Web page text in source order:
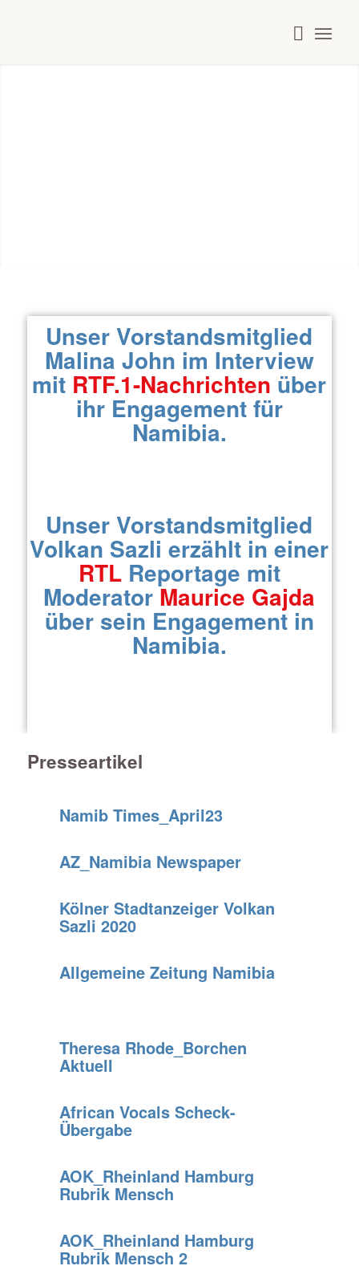
Unser Vorstandsmitglied
Malina John im Interview
mit RTF.1-Nachrichten über
ihr Engagement für
Namibia.
Unser Vorstandsmitglied
Volkan Sazli erzählt in einer
RTLReportage mit
ModeratorMaurice Gajda
über sein Engagement in
Namibia.
Presseartikel
Namib Times_April23
AZ_Namibia Newspaper
Kölner Stadtanzeiger Volkan
Sazli 2020
Allgemeine Zeitung Namibia
Theresa Rhode_Borchen
Aktuell
African Vocals Scheck-
Übergabe
AOK_Rheinland Hamburg
Rubrik Mensch
AOK_Rheinland Hamburg
Rubrik Mensch 2